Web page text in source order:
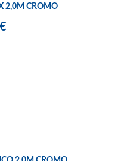
2,0M CROMO